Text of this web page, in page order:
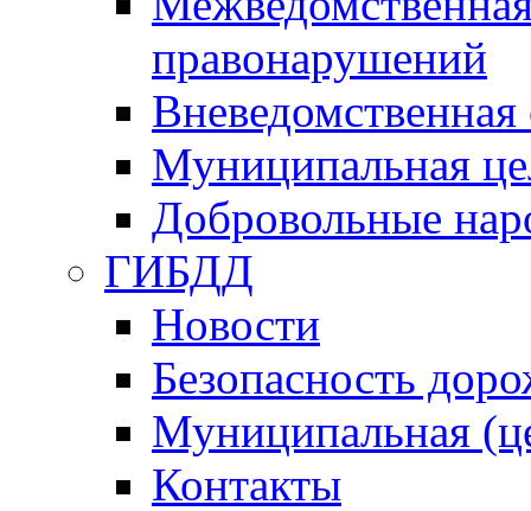
правонарушений
Вневедомственная
Муниципальная
Добровольные
ГИБДД
Новости
Безопасность
Муниципальная
Контакты